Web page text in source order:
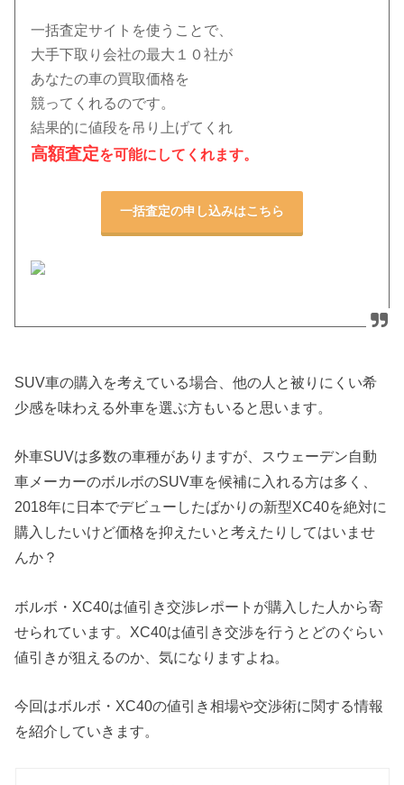
一括査定サイトを使うことで、
大手下取り会社の最大１０社が
あなたの車の買取価格を
競ってくれるのです。
結果的に値段を吊り上げてくれ
高額査定を可能にしてくれます。
一括査定の申し込みはこちら
SUV車の購入を考えている場合、他の人と被りにくい希
少感を味わえる外車を選ぶ方もいると思います。
外車SUVは多数の車種がありますが、スウェーデン自動
車メーカーのボルボのSUV車を候補に入れる方は多く、
2018年に日本でデビューしたばかりの新型XC40を絶対に
購入したいけど価格を抑えたいと考えたりしてはいませ
んか？
ボルボ・XC40は値引き交渉レポートが購入した人から寄
せられています。XC40は値引き交渉を行うとどのぐらい
値引きが狙えるのか、気になりますよね。
今回はボルボ・XC40の値引き相場や交渉術に関する情報
を紹介していきます。